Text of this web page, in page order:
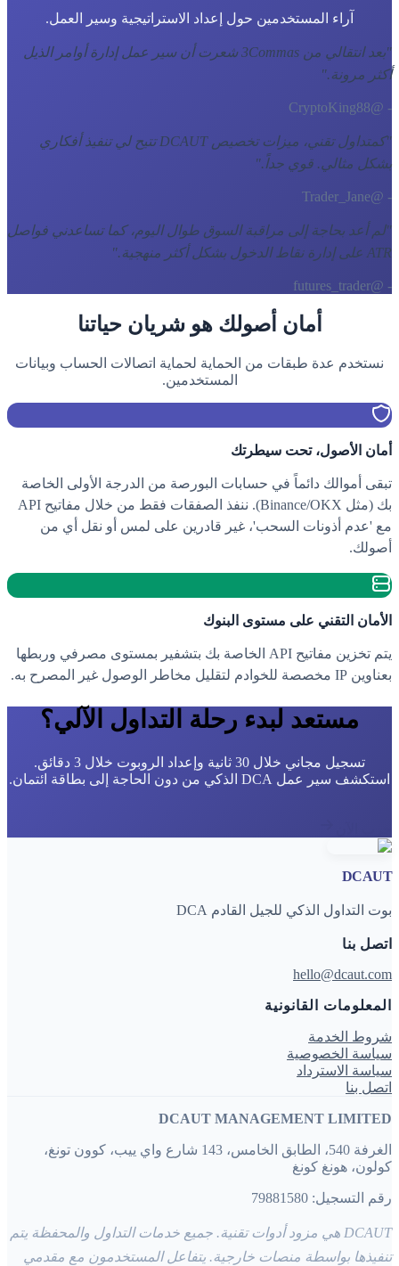
آراء المستخدمين حول إعداد الاستراتيجية وسير العمل.
"
بعد انتقالي من 3Commas شعرت أن سير عمل إدارة أوامر الذيل
أكثر مرونة."
- @CryptoKing88
"
كمتداول تقني، ميزات تخصيص DCAUT تتيح لي تنفيذ أفكاري
بشكل مثالي. قوي جداً."
- @Trader_Jane
"لم أعد بحاجة إلى مراقبة السوق طوال اليوم، كما تساعدني فواصل
ATR على إدارة نقاط الدخول بشكل أكثر منهجية.
"
- @futures_trader
أمان أصولك هو شريان حياتنا
نستخدم عدة طبقات من الحماية لحماية اتصالات الحساب وبيانات
المستخدمين.
أمان الأصول، تحت سيطرتك
تبقى أموالك دائماً في حسابات البورصة من الدرجة الأولى الخاصة
بك (مثل Binance/OKX). ننفذ الصفقات فقط من خلال مفاتيح API
مع 'عدم أذونات السحب'، غير قادرين على لمس أو نقل أي من
أصولك.
الأمان التقني على مستوى البنوك
يتم تخزين مفاتيح API الخاصة بك بتشفير بمستوى مصرفي وربطها
بعناوين IP مخصصة للخوادم لتقليل مخاطر الوصول غير المصرح به.
مستعد لبدء رحلة التداول الآلي؟
تسجيل مجاني خلال 30 ثانية وإعداد الروبوت خلال 3 دقائق.
استكشف سير عمل DCA الذكي من دون الحاجة إلى بطاقة ائتمان.
DCAUT
بوت التداول الذكي للجيل القادم DCA
اتصل بنا
hello@dcaut.com
المعلومات القانونية
شروط الخدمة
سياسة الخصوصية
سياسة الاسترداد
اتصل بنا
DCAUT MANAGEMENT LIMITED
الغرفة 540، الطابق الخامس، 143 شارع واي ييب، كوون تونغ،
كولون، هونغ كونغ
رقم التسجيل: 79881580
DCAUT هي مزود أدوات تقنية. جميع خدمات التداول والمحفظة يتم
تنفيذها بواسطة منصات خارجية. يتفاعل المستخدمون مع مقدمي